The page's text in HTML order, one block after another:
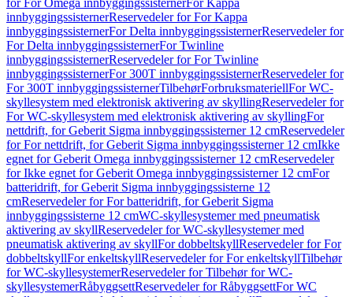
for For Omega innbyggingssisternerFor Kappa
innbyggingssisternerReservedeler for For Kappa
innbyggingssisternerFor Delta innbyggingssisternerReservedeler for
For Delta innbyggingssisternerFor Twinline
innbyggingssisternerReservedeler for For Twinline
innbyggingssisternerFor 300T innbyggingssisternerReservedeler for
For 300T innbyggingssisternerTilbehørForbruksmateriellFor WC-
skyllesystem med elektronisk aktivering av skyllingReservedeler for
For WC-skyllesystem med elektronisk aktivering av skyllingFor
nettdrift, for Geberit Sigma innbyggingssisterner 12 cmReservedeler
for For nettdrift, for Geberit Sigma innbyggingssisterner 12 cmIkke
egnet for Geberit Omega innbyggingssisterner 12 cmReservedeler
for Ikke egnet for Geberit Omega innbyggingssisterner 12 cmFor
batteridrift, for Geberit Sigma innbyggingssisterne 12
cmReservedeler for For batteridrift, for Geberit Sigma
innbyggingssisterne 12 cmWC-skyllesystemer med pneumatisk
aktivering av skyllReservedeler for WC-skyllesystemer med
pneumatisk aktivering av skyllFor dobbeltskyllReservedeler for For
dobbeltskyllFor enkeltskyllReservedeler for For enkeltskyllTilbehør
for WC-skyllesystemerReservedeler for Tilbehør for WC-
skyllesystemerRåbyggsettReservedeler for RåbyggsettFor WC